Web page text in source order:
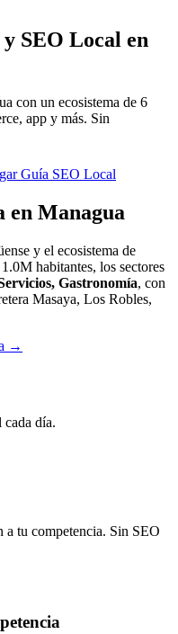
y SEO Local en
con un ecosistema de 6
app y más. Sin
Guía SEO Local
en Managua
y el ecosistema de
1.0M habitantes, los sectores
Gastronomía, con
Masaya, Los Robles,
→
cada día.
a tu competencia. Sin SEO